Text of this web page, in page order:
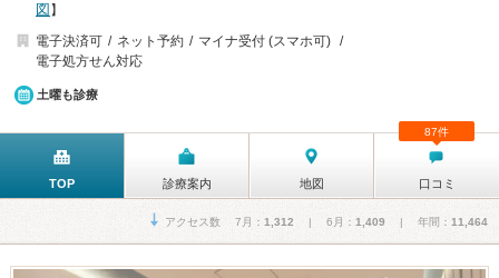
図 】
電子決済可
ネット予約
マイナ受付 (スマホ可)
電子処方せん対応
土曜も診療
TOP 診療案内 地図 口コミ
87件
アクセス数 7月： 1,312 | 6月： 1,409 | 年間： 11,464